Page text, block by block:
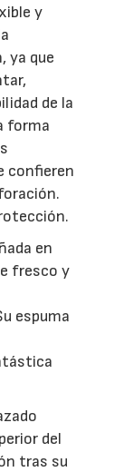
y
ya que
de la
forma
confieren
en
fresco y
espuma
del
tras su